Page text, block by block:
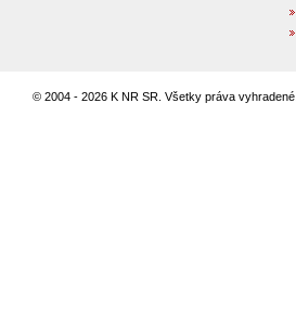
© 2004 - 2026 K NR SR. Všetky práva vyhradené.